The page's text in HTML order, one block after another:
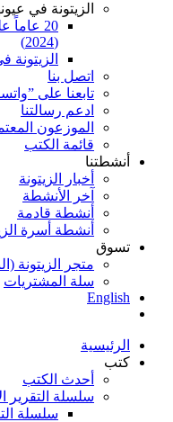
الزيتونة في
20
(2024)
الزيتونة
اتصل بنا
تابعنا على
ادعم رسالتنا
الموزعون
قائمة الكتب
أنشطتنا
أخبار الزيتونة
آخر الأنشطة
أنشطة قادمة
أنشطة أسرة
تسوق
متجر الزيتونة
سلة المشتريات
English
الرئيسية
كتب
أحدث الكتب
سلسلة التقرير
سلسلة